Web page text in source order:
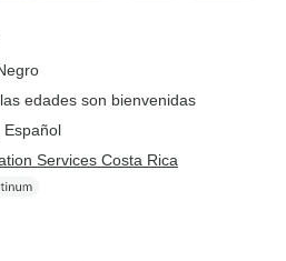
edades son bienvenidas
Español
Services Costa Rica